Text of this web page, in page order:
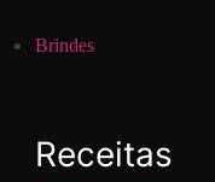
Brindes
Receitas